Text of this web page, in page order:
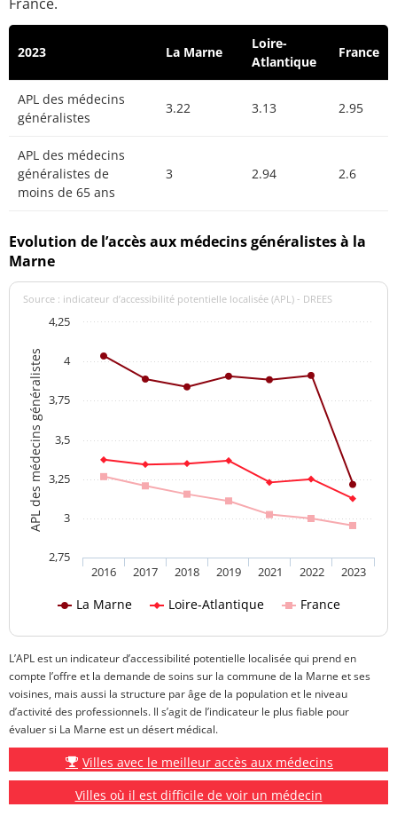
France.
2023 La Marne
Loire-
Atlantique
France
APL des médecins
généralistes
3.22 3.13 2.95
APL des médecins
généralistes de
moins de 65 ans
3 2.94 2.6
Evolution de l’accès aux médecins généralistes à la
Marne
APL des médecins généralistes
Source : indicateur d’accessibilité potentielle localisée (APL) - DREES
La Marne Loire-Atlantique France
2016 2017 2018 2019 2021 2022 2023
2,75
3
3,25
3,5
3,75
4
4,25
L’APL est un indicateur d’accessibilité potentielle localisée qui prend en
compte l’offre et la demande de soins sur la commune de la Marne et ses
voisines, mais aussi la structure par âge de la population et le niveau
d’activité des professionnels. Il s’agit de l’indicateur le plus fiable pour
évaluer si La Marne est un désert médical.
Villes avec le meilleur accès aux médecins
Villes où il est difficile de voir un médecin